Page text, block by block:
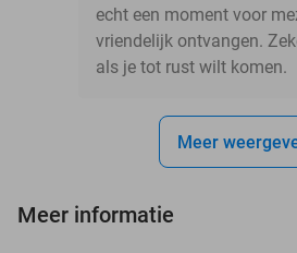
echt een moment voor
vriendelijk ontvangen.
als je tot rust wilt komen.
Meer
Meer informatie